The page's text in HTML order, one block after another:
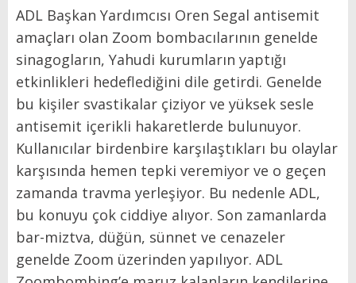
ADL Başkan Yardımcısı Oren Segal antisemit
amaçları olan Zoom bombacılarının genelde
sinagogların, Yahudi kurumların yaptığı
etkinlikleri hedeflediğini dile getirdi. Genelde
bu kişiler svastikalar çiziyor ve yüksek sesle
antisemit içerikli hakaretlerde bulunuyor.
Kullanıcılar birdenbire karşılaştıkları bu olaylar
karşısında hemen tepki veremiyor ve o geçen
zamanda travma yerleşiyor. Bu nedenle ADL,
bu konuyu çok ciddiye alıyor. Son zamanlarda
bar-miztva, düğün, sünnet ve cenazeler
genelde Zoom üzerinden yapılıyor. ADL